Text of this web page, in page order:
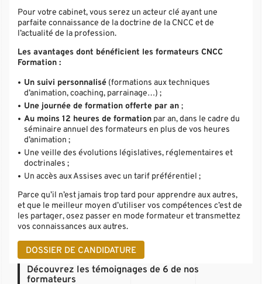
Pour votre cabinet, vous serez un acteur clé ayant une
parfaite connaissance de la doctrine de la CNCC et de
l’actualité de la profession.
Les avantages dont bénéficient les formateurs CNCC
Formation :
Un suivi personnalisé (formations aux techniques
d’animation, coaching, parrainage…) ;
Une journée de formation offerte par an;
Au moins 12 heures de formation par an, dans le cadre du
séminaire annuel des formateurs en plus de vos heures
d’animation ;
Une veille des évolutions législatives, réglementaires et
doctrinales ;
Un accès aux Assises avec un tarif préférentiel ;
Parce qu’il n’est jamais trop tard pour apprendre aux autres,
et que le meilleur moyen d’utiliser vos compétences c’est de
les partager, osez passer en mode formateur et transmettez
vos connaissances aux autres.
DOSSIER DE CANDIDATURE
Découvrez les témoignages de 6 de nos
formateurs